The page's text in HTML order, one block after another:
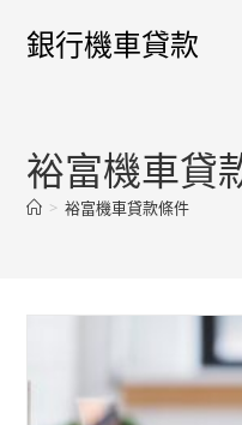
銀行機車貸款
裕富機車貸
> 裕富機車貸款條件